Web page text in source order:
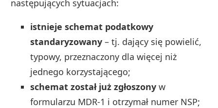
następujących sytuacjach:
istnieje schemat podatkowy
standaryzowany – tj. dający się powielić,
typowy, przeznaczony dla więcej niż
jednego korzystającego;
schemat został już zgłoszony w
formularzu MDR‑1 i otrzymał numer NSP;